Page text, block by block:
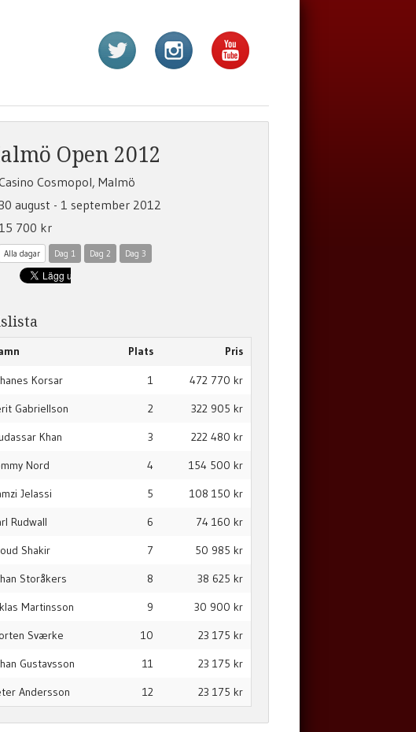
Open 2012
Cosmopol, Malmö
august - 1 september 2012
15 700 kr
Alla dagar Dag 1 Dag 2 Dag 3
Plats Pris
Korsar 1
472 770 kr
Gabriellson
2
322 905 kr
Khan
3
222 480 kr
Nord
4
154 500 kr
Jelassi
5
108 150 kr
Rudwall
6
74 160 kr
Shakir
7
50 985 kr
Storåkers
8
38 625 kr
Martinsson
9
30 900 kr
Sværke
10
23 175 kr
Gustavsson
11
23 175 kr
Andersson
12 23 175 kr